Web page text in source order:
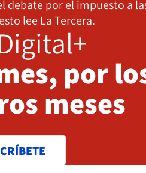
debate por el impuesto a
lee La Tercera.
por
meses